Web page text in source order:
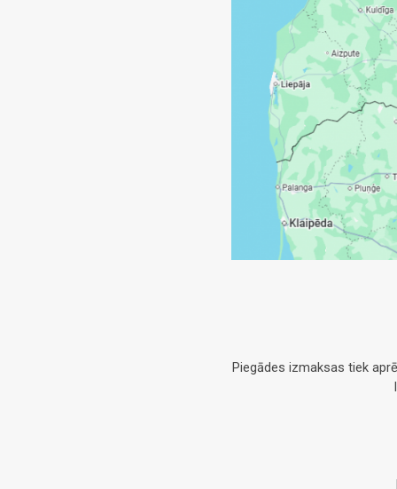
Piegādes izmaksas tiek